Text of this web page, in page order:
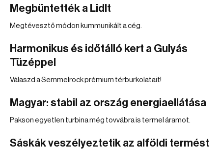
Megbüntették a Lidlt
Megtévesztő módon kummunikált a cég.
Harmonikus és időtálló kert a Gulyás
Tüzéppel
Válaszd a Semmelrock prémium térburkolatait!
Magyar: stabil az ország energiaellátása
Pakson egyetlen turbina még tovvábra is termel áramot.
Sáskák veszélyeztetik az alföldi termést